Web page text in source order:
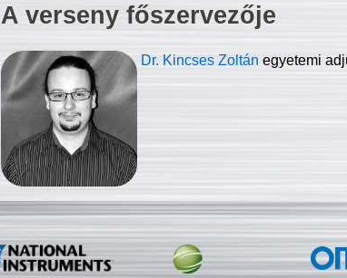
A verseny főszervezője
Dr. Kincses Zoltán egyetemi